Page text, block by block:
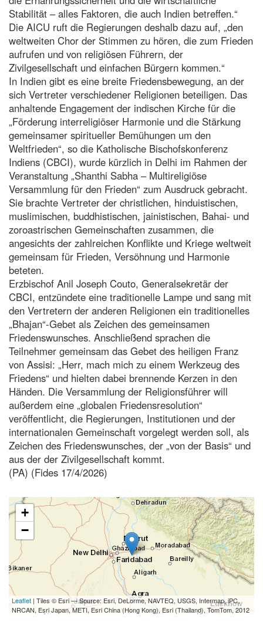
Stabilität – alles Faktoren, die auch Indien betreffen.“
Die AICU ruft die Regierungen deshalb dazu auf, „den
weltweiten Chor der Stimmen zu hören, die zum Frieden
aufrufen und von religiösen Führern, der
Zivilgesellschaft und einfachen Bürgern kommen.“
In Indien gibt es eine breite Friedensbewegung, an der
sich Vertreter verschiedener Religionen beteiligen. Das
anhaltende Engagement der indischen Kirche für die
„Förderung interreligiöser Harmonie und die Stärkung
gemeinsamer spiritueller Bemühungen um den
Weltfrieden“, so die Katholische Bischofskonferenz
Indiens (CBCI), wurde kürzlich in Delhi im Rahmen der
Veranstaltung „Shanthi Sabha – Multireligiöse
Versammlung für den Frieden“ zum Ausdruck gebracht.
Sie brachte Vertreter der christlichen, hinduistischen,
muslimischen, buddhistischen, jainistischen, Bahai- und
zoroastrischen Gemeinschaften zusammen, die
angesichts der zahlreichen Konflikte und Kriege weltweit
gemeinsam für Frieden, Versöhnung und Harmonie
beteten.
Erzbischof Anil Joseph Couto, Generalsekretär der
CBCI, entzündete eine traditionelle Lampe und sang mit
den Vertretern der anderen Religionen ein traditionelles
„Bhajan“-Gebet als Zeichen des gemeinsamen
Friedenswunsches. Anschließend sprachen die
Teilnehmer gemeinsam das Gebet des heiligen Franz
von Assisi: „Herr, mach mich zu einem Werkzeug des
Friedens“ und hielten dabei brennende Kerzen in den
Händen. Die Versammlung der Religionsführer will
außerdem eine „globalen Friedensresolution“
veröffentlicht, die Regierungen, Institutionen und der
internationalen Gemeinschaft vorgelegt werden soll, als
Zeichen des Friedenswunsches, der „von der Basis“ und
aus der der Zivilgesellschaft kommt.
(PA) (Fides 17/4/2026)
+
−
Leaflet | Tiles © Esri — Source: Esri, DeLorme, NAVTEQ, USGS, Intermap, iPC,
NRCAN, Esri Japan, METI, Esri China (Hong Kong), Esri (Thailand), TomTom, 2012